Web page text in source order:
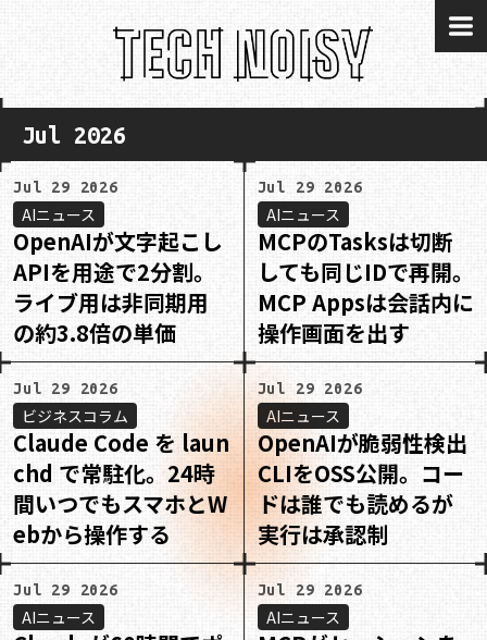
Jul 2026
Jul 29 2026
AIニュース
OpenAIが文字起こし
APIを用途で2分割。
ライブ用は非同期用
の約3.8倍の単価
Jul 29 2026
AIニュース
MCPのTasksは切断
しても同じIDで再開。
MCP Appsは会話内に
操作画面を出す
Jul 29 2026
ビジネスコラム
Claude Code を laun
chd で常駐化。24時
間いつでもスマホとW
ebから操作する
Jul 29 2026
AIニュース
OpenAIが脆弱性検出
CLIをOSS公開。コー
ドは誰でも読めるが
実行は承認制
Jul 29 2026
AIニュース
Jul 29 2026
AIニュース